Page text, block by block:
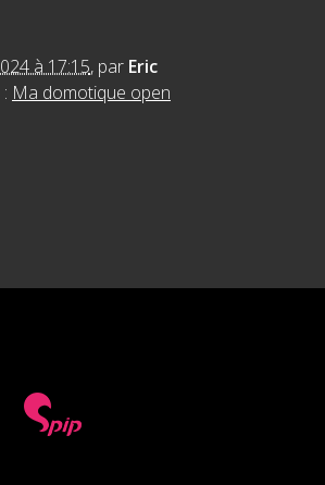
à 17:15, par Eric
Ma domotique open